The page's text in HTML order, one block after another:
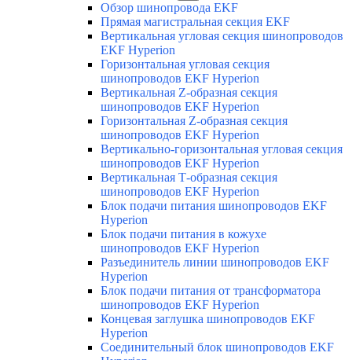
Обзор шинопровода EKF
Прямая магистральная секция EKF
Вертикальная угловая секция шинопроводов
EKF Hyperion
Горизонтальная угловая секция
шинопроводов EKF Hyperion
Вертикальная Z-образная секция
шинопроводов EKF Hyperion
Горизонтальная Z-образная секция
шинопроводов EKF Hyperion
Вертикально-горизонтальная угловая секция
шинопроводов EKF Hyperion
Вертикальная Т-образная секция
шинопроводов EKF Hyperion
Блок подачи питания шинопроводов EKF
Hyperion
Блок подачи питания в кожухе
шинопроводов EKF Hyperion
Разъединитель линии шинопроводов EKF
Hyperion
Блок подачи питания от трансформатора
шинопроводов EKF Hyperion
Концевая заглушка шинопроводов EKF
Hyperion
Соединительный блок шинопроводов EKF